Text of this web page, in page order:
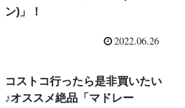
ン)」！
2022.06.26
コストコ行ったら是非買いたい
♪オススメ絶品「マドレー